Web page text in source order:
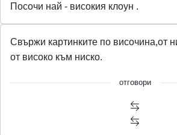
Посочи най - високия клоун .
Свържи картинките по височина,от
от високо към ниско.
отговори